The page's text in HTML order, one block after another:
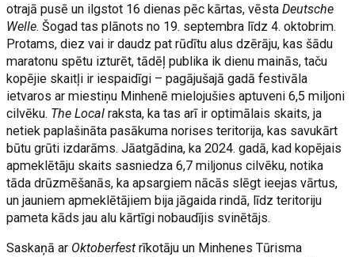
otrajā pusē un ilgstot 16 dienas pēc kārtas, vēstaDeutsche
Welle. Šogad tas plānots no 19. septembra līdz 4. oktobrim.
Protams, diez vai ir daudz pat rūdītu alus dzērāju, kas šādu
maratonu spētu izturēt, tādēļ publika ik dienu mainās, taču
kopējie skaitļi ir iespaidīgi – pagājušajā gadā festivāla
ietvaros ar miestiņu Minhenē mielojušies aptuveni 6,5 miljoni
cilvēku. The Local raksta, ka tas arī ir optimālais skaits, ja
netiek paplašināta pasākuma norises teritorija, kas savukārt
būtu grūti izdarāms. Jāatgādina, ka 2024. gadā, kad kopējais
apmeklētāju skaits sasniedza 6,7 miljonus cilvēku, notika
tāda drūzmēšanās, ka apsargiem nācās slēgt ieejas vārtus,
un jauniem apmeklētājiem bija jāgaida rindā, līdz teritoriju
pameta kāds jau alu kārtīgi nobaudījis svinētājs.
Saskaņā ar Oktoberfestrīkotāju un Minhenes Tūrisma